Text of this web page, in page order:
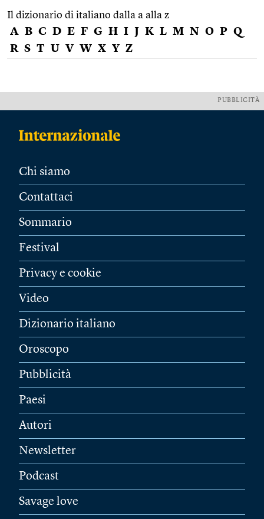
Il dizionario di italiano dalla a alla z
A B C D E F G H I J K L M N O P Q
R S T U V W X Y Z
PUBBLICITÀ
Chi siamo
Contattaci
Sommario
Festival
Privacy e cookie
Video
Dizionario italiano
Oroscopo
Pubblicità
Paesi
Autori
Newsletter
Podcast
Savage love